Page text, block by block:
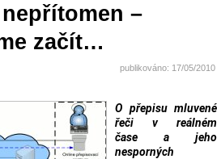
–
začít…
publikováno: 17/05/2010
O přepisu mluvené
řeči v reálném
čase a jeho
nesporných